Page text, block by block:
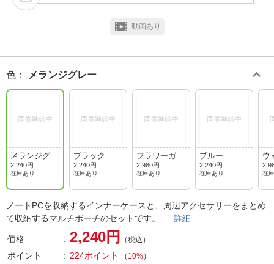
動画あり
色 ： メランジグレー
メランジグレ
ー
2,240円
在庫あり
ブラック
2,240円
在庫あり
フラワーガー
デンブルー
2,980円
在庫あり
ブルー
2,240円
在庫あり
ウ
ロ
ー
在
ノートPCを収納するインナーケースと、周辺アクセサリーをまとめ
て収納するマルチポーチのセットです。 詳細
価格 2,240円 （税込）
ポイント 224ポイント （ 10%）